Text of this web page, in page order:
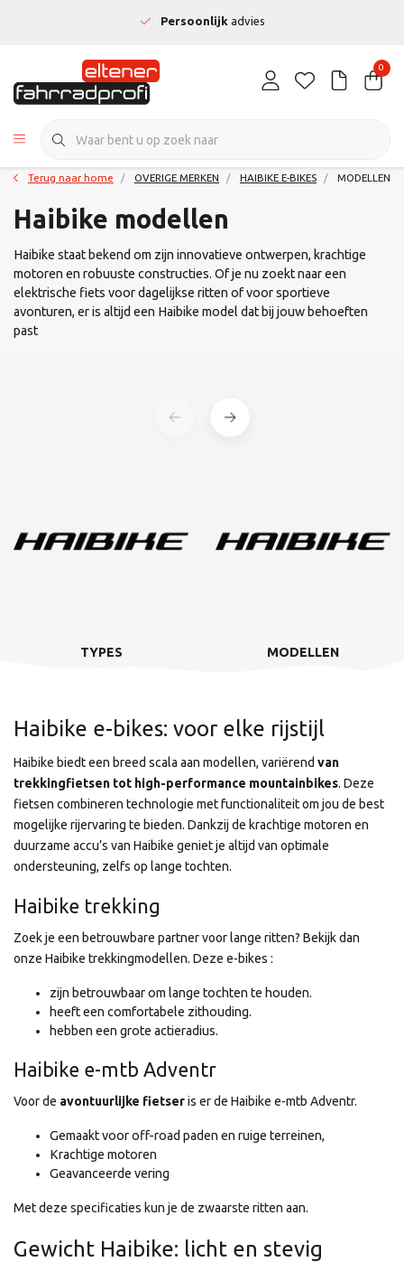
Persoonlijkadvies
0
Terug naar home OVERIGE MERKEN HAIBIKE E-BIKES MODELLEN
Haibike modellen
Haibike staat bekend om zijn innovatieve ontwerpen, krachtige
motoren en robuuste constructies. Of je nu zoekt naar een
elektrische fiets voor dagelijkse ritten of voor sportieve
avonturen, er is altijd een Haibike model dat bij jouw behoeften
past
TYPES MODELLEN
Haibike e-bikes: voor elke rijstijl
Haibike biedt een breed scala aan modellen, variërend van
trekkingfietsen tot high-performance mountainbikes. Deze
fietsen combineren technologie met functionaliteit om jou de best
mogelijke rijervaring te bieden. Dankzij de krachtige motoren en
duurzame accu’s van Haibike geniet je altijd van optimale
ondersteuning, zelfs op lange tochten.
Haibike trekking
Zoek je een betrouwbare partner voor lange ritten? Bekijk dan
onze Haibike trekkingmodellen. Deze e-bikes :
zijn betrouwbaar om lange tochten te houden.
heeft een comfortabele zithouding.
hebben een grote actieradius.
Haibike e-mtb Adventr
Voor de avontuurlijke fietseris er de Haibike e-mtb Adventr.
Gemaakt voor off-road paden en ruige terreinen,
Krachtige motoren
Geavanceerde vering
Met deze specificaties kun je de zwaarste ritten aan.
Gewicht Haibike: licht en stevig